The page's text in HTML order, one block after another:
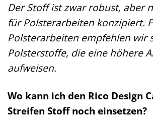
Der Stoff ist zwar robust, aber
für Polsterarbeiten konzipiert.
Polsterarbeiten empfehlen wir
Polsterstoffe, die eine höhere
aufweisen.
Wo kann ich den Rico Design
Streifen Stoff noch einsetzen?